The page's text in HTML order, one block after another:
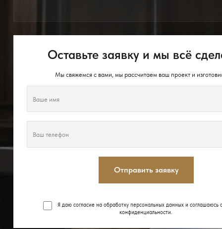
Оставьте заявку и мы всё
Мы свяжемся с вами, мы рассчитаем ваш проект и
Отправить заявку
Я даю согласие на обработку персональных данных и соглашаюсь
конфиденциальности